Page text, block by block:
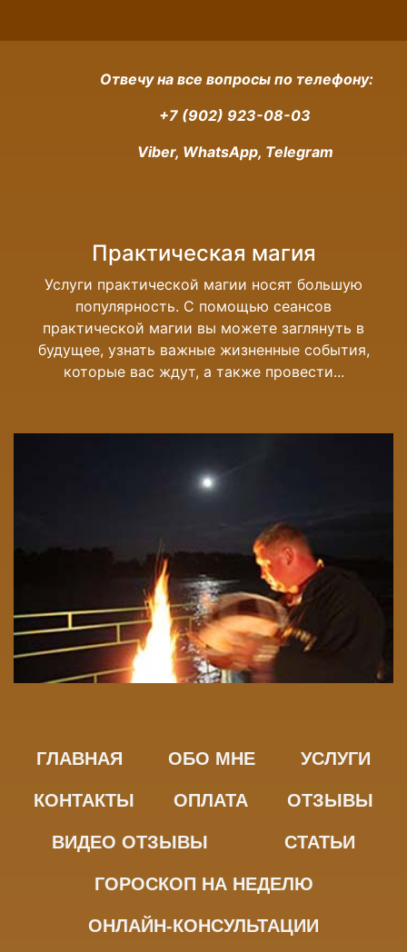
Отвечу на все вопросы по телефону:
+7 (902) 923-08-03
Viber, WhatsApp, Telegram
Практическая магия
Услуги практической магии носят большую
популярность. С помощью сеансов
практической магии вы можете заглянуть в
будущее, узнать важные жизненные события,
которые вас ждут, а также провести...
ГЛАВНАЯ ОБО МНЕ УСЛУГИ
КОНТАКТЫ ОПЛАТА ОТЗЫВЫ
ВИДЕО ОТЗЫВЫ СТАТЬИ
ГОРОСКОП НА НЕДЕЛЮ
ОНЛАЙН-КОНСУЛЬТАЦИИ